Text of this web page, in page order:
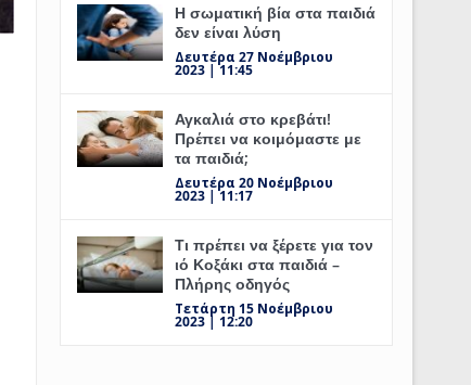
Η σωματική βία στα παιδιά
δεν είναι λύση
Δευτέρα 27 Νοέμβριου
2023 | 11:45
Αγκαλιά στο κρεβάτι!
Πρέπει να κοιμόμαστε με
τα παιδιά;
Δευτέρα 20 Νοέμβριου
2023 | 11:17
Τι πρέπει να ξέρετε για τον
ιό Κοξάκι στα παιδιά –
Πλήρης οδηγός
Τετάρτη 15 Νοέμβριου
2023 | 12:20